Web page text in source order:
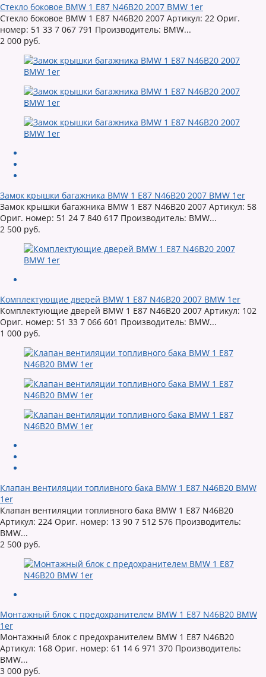
Стекло боковое BMW 1 E87 N46B20 2007 BMW 1er
Стекло боковое BMW 1 E87 N46B20 2007 Артикул: 22 Ориг.
номер: 51 33 7 067 791 Производитель: BMW...
2 000 руб.
Замок крышки багажника BMW 1 E87 N46B20 2007 BMW 1er
Замок крышки багажника BMW 1 E87 N46B20 2007 Артикул: 58
Ориг. номер: 51 24 7 840 617 Производитель: BMW...
2 500 руб.
Комплектующие дверей BMW 1 E87 N46B20 2007 BMW 1er
Комплектующие дверей BMW 1 E87 N46B20 2007 Артикул: 102
Ориг. номер: 51 33 7 066 601 Производитель: BMW...
1 000 руб.
Клапан вентиляции топливного бака BMW 1 E87 N46B20 BMW
1er
Клапан вентиляции топливного бака BMW 1 E87 N46B20
Артикул: 224 Ориг. номер: 13 90 7 512 576 Производитель:
BMW...
2 500 руб.
Монтажный блок с предохранителем BMW 1 E87 N46B20 BMW
1er
Монтажный блок с предохранителем BMW 1 E87 N46B20
Артикул: 168 Ориг. номер: 61 14 6 971 370 Производитель:
BMW...
3 000 руб.